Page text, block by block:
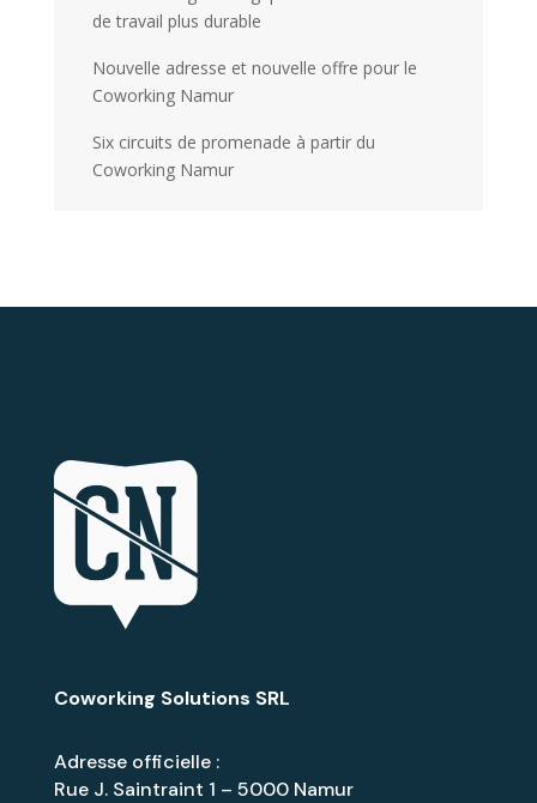
de travail plus durable
Nouvelle adresse et nouvelle offre pour le
Coworking Namur
Six circuits de promenade à partir du
Coworking Namur
Coworking Solutions SRL
Adresse officielle :
Rue J. Saintraint 1 – 5000 Namur